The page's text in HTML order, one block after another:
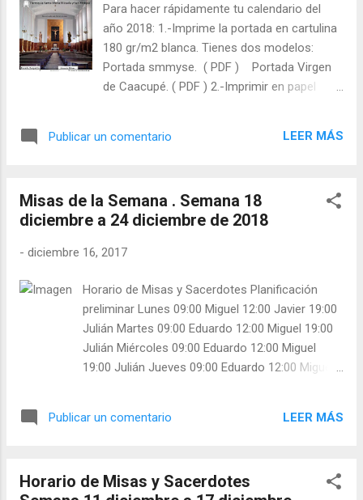
Para hacer rápidamente tu calendario del
año 2018: 1.-Imprime la portada en cartulina
180 gr/m2 blanca. Tienes dos modelos:
Portada smmyse. ( PDF ) Portada Virgen
de Caacupé. ( PDF ) 2.-Imprimir en papel
meses por la mitad, y grápalos en la zona
Publicar un comentario LEER MÁS
Misas de la Semana . Semana 18
diciembre a 24 diciembre de 2018
- diciembre 16, 2017
Horario de Misas y Sacerdotes Planificación
preliminar Lunes 09:00 Miguel 12:00 Javier 19:00
Julián Martes 09:00 Eduardo 12:00 Miguel 19:00
Julián Miércoles 09:00 Eduardo 12:00 Miguel
19:00 Julián Jueves 09:00 Eduardo 12:00 Miguel
Eduardo 12:00 Javier 19:00 Julián Domingo 10:00
CONCELEBRACIÓN
Publicar un comentario LEER MÁS
Horario de Misas y Sacerdotes